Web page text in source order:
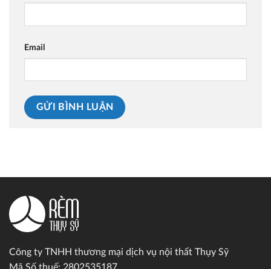
Email
Công ty TNHH thương mại dịch vụ nội thất Thụy Sỹ